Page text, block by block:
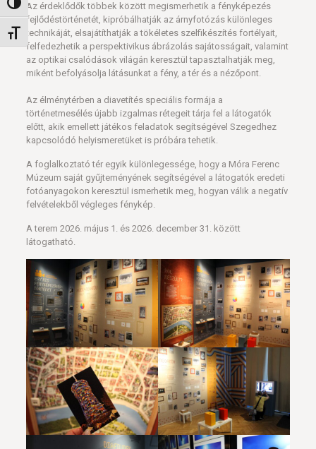
Nagy kontraszt váltása
Betűméret váltása
Az érdeklődők többek között megismerhetik a fényképezés
fejlődéstörténetét, kipróbálhatják az árnyfotózás különleges
technikáját, elsajátíthatják a tökéletes szelfikészítés fortélyait,
felfedezhetik a perspektivikus ábrázolás sajátosságait, valamint
az optikai csalódások világán keresztül tapasztalhatják meg,
miként befolyásolja látásunkat a fény, a tér és a nézőpont.
Az élménytérben a diavetítés speciális formája a
történetmesélés újabb izgalmas rétegeit tárja fel a látogatók
előtt, akik emellett játékos feladatok segítségével Szegedhez
kapcsolódó helyismeretüket is próbára tehetik.
A foglalkoztató tér egyik különlegessége, hogy a Móra Ferenc
Múzeum saját gyűjteményének segítségével a látogatók eredeti
fotóanyagokon keresztül ismerhetik meg, hogyan válik a negatív
felvételekből végleges fénykép.
A terem 2026. május 1. és 2026. december 31. között
látogatható.